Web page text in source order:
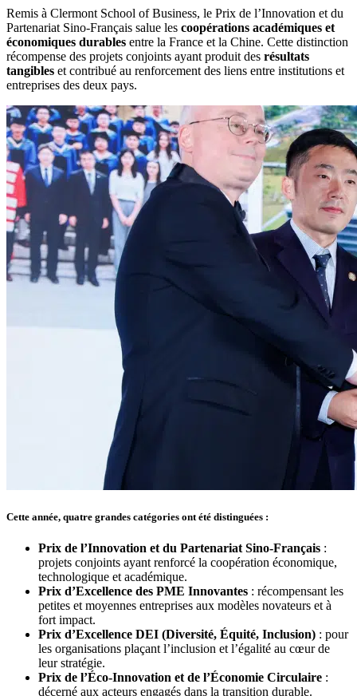
Remis à Clermont School of Business, le Prix de l’Innovation et du
Partenariat Sino-Français salue les coopérations académiques et
économiques durables entre la France et la Chine. Cette distinction
récompense des projets conjoints ayant produit des résultats
tangibles et contribué au renforcement des liens entre institutions et
entreprises des deux pays.
Cette année, quatre grandes catégories ont été distinguées :
Prix de l’Innovation et du Partenariat Sino-Français :
projets conjoints ayant renforcé la coopération économique,
technologique et académique.
Prix d’Excellence des PME Innovantes : récompensant les
petites et moyennes entreprises aux modèles novateurs et à
fort impact.
Prix d’Excellence DEI (Diversité, Équité, Inclusion) : pour
les organisations plaçant l’inclusion et l’égalité au cœur de
leur stratégie.
Prix de l’Éco-Innovation et de l’Économie Circulaire :
décerné aux acteurs engagés dans la transition durable.